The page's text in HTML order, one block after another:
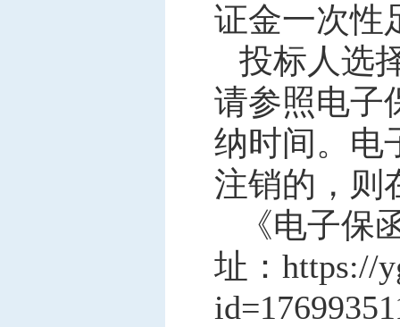
证金一次性
投标人选
请参照电子
纳时间。电
注销的，则
《电子保
址： https://